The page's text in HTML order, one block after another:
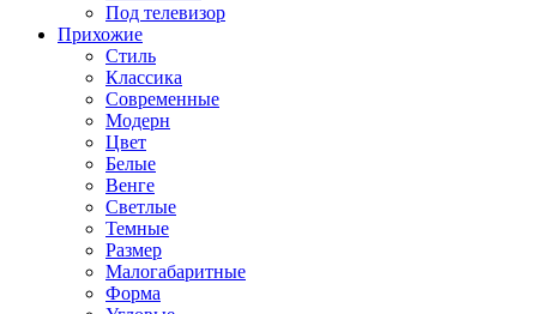
Под телевизор
Прихожие
Стиль
Классика
Современные
Модерн
Цвет
Белые
Венге
Светлые
Темные
Размер
Малогабаритные
Форма